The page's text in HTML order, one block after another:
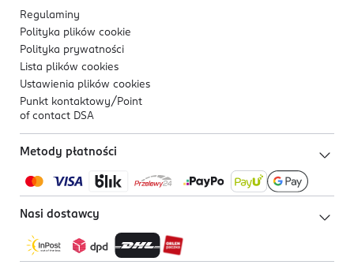
Regulaminy
Polityka plików cookie
Polityka prywatności
Lista plików cookies
Ustawienia plików cookies
Punkt kontaktowy/ Point
of contact DSA
Metody płatności
Nasi dostawcy